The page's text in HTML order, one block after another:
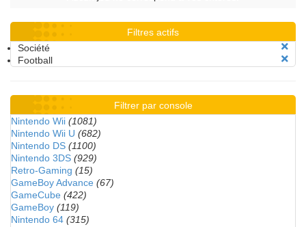
Filtres actifs
Société
Football
Filtrer par console
Nintendo Wii (1081)
Nintendo Wii U (682)
Nintendo DS (1100)
Nintendo 3DS (929)
Retro-Gaming (15)
GameBoy Advance (67)
GameCube (422)
GameBoy (119)
Nintendo 64 (315)